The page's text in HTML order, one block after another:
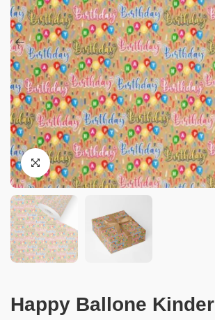
Happy Ballone Kinder